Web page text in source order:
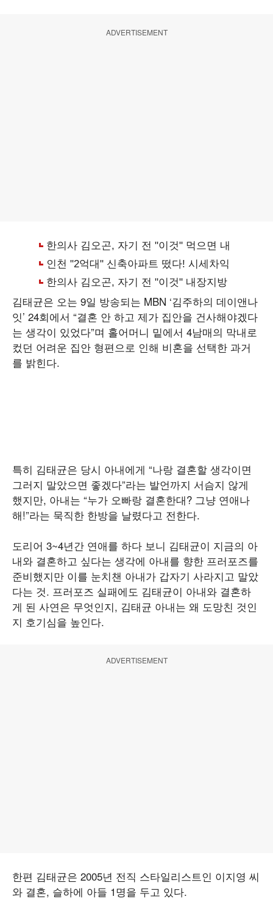
ADVERTISEMENT
김태균은 오는 9일 방송되는 MBN ‘김주하의 데이앤나
잇’ 24회에서 “결혼 안 하고 제가 집안을 건사해야겠다
는 생각이 있었다”며 홀어머니 밑에서 4남매의 막내로
컸던 어려운 집안 형편으로 인해 비혼을 선택한 과거
를 밝힌다.
특히 김태균은 당시 아내에게 “나랑 결혼할 생각이면
그러지 말았으면 좋겠다”라는 발언까지 서슴지 않게
했지만, 아내는 “누가 오빠랑 결혼한대? 그냥 연애나
해!”라는 묵직한 한방을 날렸다고 전한다.
도리어 3~4년간 연애를 하다 보니 김태균이 지금의 아
내와 결혼하고 싶다는 생각에 아내를 향한 프러포즈를
준비했지만 이를 눈치챈 아내가 갑자기 사라지고 말았
다는 것. 프러포즈 실패에도 김태균이 아내와 결혼하
게 된 사연은 무엇인지, 김태균 아내는 왜 도망친 것인
지 호기심을 높인다.
ADVERTISEMENT
한편 김태균은 2005년 전직 스타일리스트인 이지영 씨
와 결혼, 슬하에 아들 1명을 두고 있다.